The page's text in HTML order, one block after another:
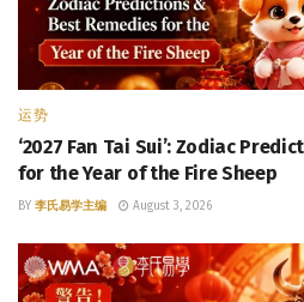
运势
‘2027 Fan Tai Sui’: Zodiac
for the Year of the Fire Sheep
BY 李氏易学主编 August 3, 2026